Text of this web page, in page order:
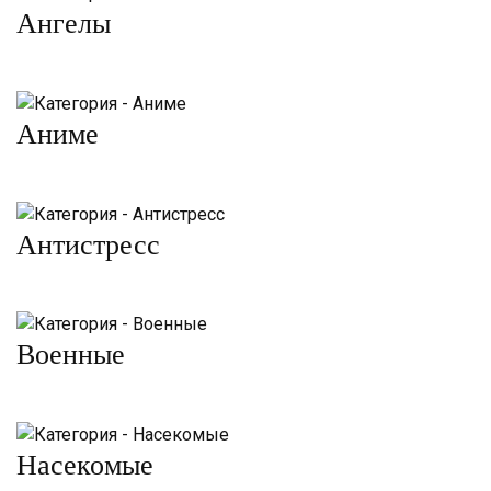
Ангелы
Аниме
Антистресс
Военные
Насекомые